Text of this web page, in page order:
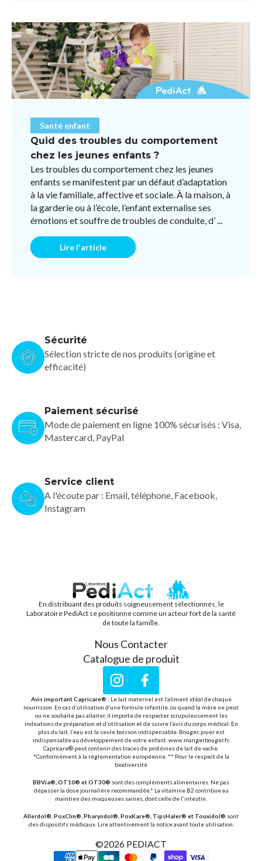
Santé enfant
Quid des troubles du comportement
chez les jeunes enfants ?
Les troubles du comportement chez les jeunes
enfants se manifestent par un défaut d’adaptation
à la vie familiale, affective et sociale. À la maison, à
la garderie ou à l’école, l’enfant externalise ses
émotions et souffre de troubles de conduite, d’ ...
Lire l'article
Sécurité
Sélection stricte de nos produits (origine et
efficacité)
Paiement sécurisé
Mode de paiement en ligne 100% sécurisés : Visa,
Mastercard, PayPal
Service client
A l'écoute par : Email, téléphone, Facebook,
Instagram
PEDIACT
En distribuant des produits soigneusement sélectionnés, le
Laboratoire PediAct se positionne comme un acteur fort de la santé
de toute la famille.
Nous Contacter
Catalogue de produit
InstagramFacebook
Avis important Capricare® : Le lait maternel est l’aliment idéal de chaque
nourrisson. En cas d’utilisation d’une formule infantile, ou quand la mère ne peut
ou ne souhaite pas allaiter, il importe de respecter scrupuleusement les
indications de préparation et d’utilisation et de suivre l’avis du corps médical. En
plus du lait, l’eau est la seule boisson indispensable. Bouger, jouer est
indispensable au développement de votre enfant. www.mangerbouger.fr.
Capricare® peut contenir des traces de protéines de lait de vache.
*Conformément à la réglementation européenne. ** Pour le respect de la
biodiversité
BBVia®, OT10® et OT30® sont des compléments alimentaires. Ne pas
dépasser la dose journalière recommandée.* La vitamine B2 contribue au
maintien des muqueuses saines, dont celle de l'intestin.
Allerdol®, PoxClin®, Pharyndol®, PoxKare®, TipsHaler® et Touxidol® sont
des dispositifs médicaux. Lire attentivement la notice avant toute utilisation.
©2026 PEDIACT